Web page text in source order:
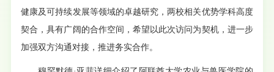
健康及可持续发展等领域的卓越研究，两校相关优势学科高度
契合，具有广阔的合作空间，希望以此次访问为契机，进一步
加强双方沟通对接，推进务实合作。